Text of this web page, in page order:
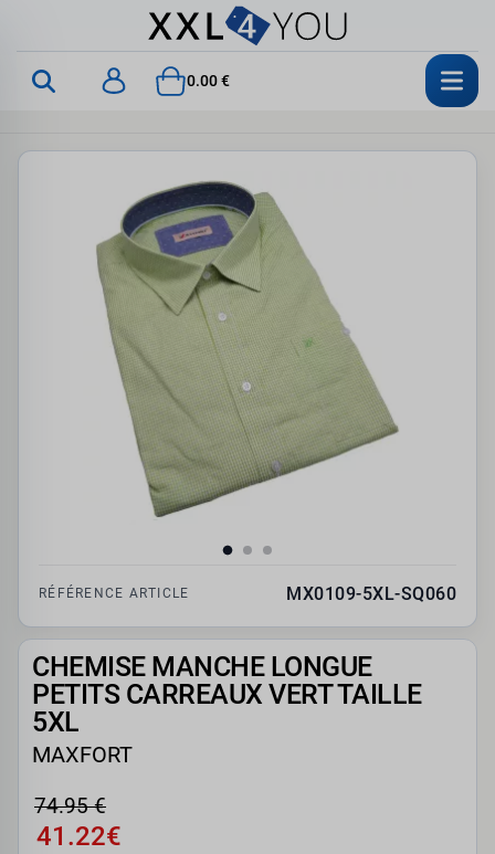
0.00 €
RÉFÉRENCE ARTICLE MX0109-5XL-SQ060
CHEMISE MANCHE LONGUE
PETITS CARREAUX VERT TAILLE
5XL
MAXFORT
74.95 €
41.22€